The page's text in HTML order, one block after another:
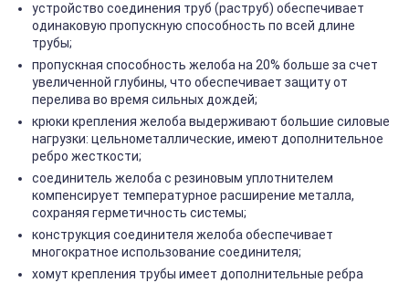
устройство соединения труб (раструб) обеспечивает
одинаковую пропускную способность по всей длине
трубы;
пропускная способность желоба на 20% больше за счет
увеличенной глубины, что обеспечивает защиту от
перелива во время сильных дождей;
крюки крепления желоба выдерживают большие силовые
нагрузки: цельнометаллические, имеют дополнительное
ребро жесткости;
соединитель желоба с резиновым уплотнителем
компенсирует температурное расширение металла,
сохраняя герметичность системы;
конструкция соединителя желоба обеспечивает
многократное использование соединителя;
хомут крепления трубы имеет дополнительные ребра